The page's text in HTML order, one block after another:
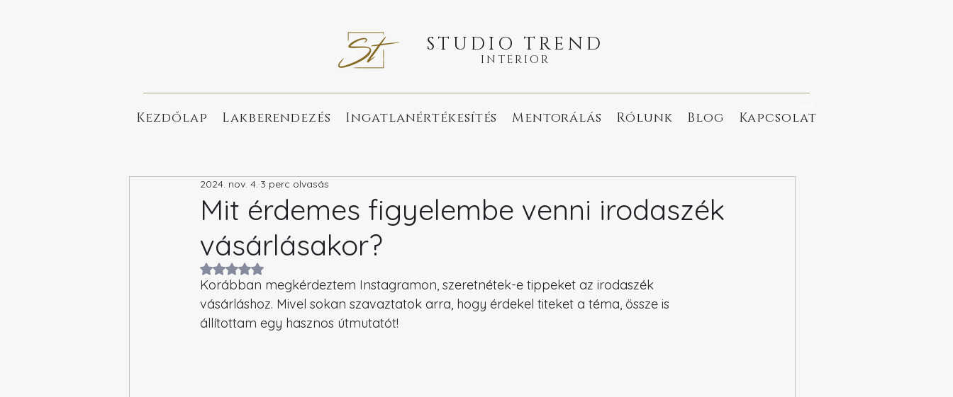
STUDIO TREND
INTERIOR
Kezdőlap Lakberendezés Ingatlanértékesítés Mentorálás Rólunk Blog Kapcsolat
Mit érdemes figyelembe venni irodaszék
vásárlásakor?
2024. nov. 4. 3 perc olvasás
NaN csillagot kapott az 5-ből.
Korábban megkérdeztem Instagramon, szeretnétek-e tippeket az irodaszék
vásárláshoz. Mivel sokan szavaztatok arra, hogy érdekel titeket a téma, össze is
állítottam egy hasznos útmutatót!